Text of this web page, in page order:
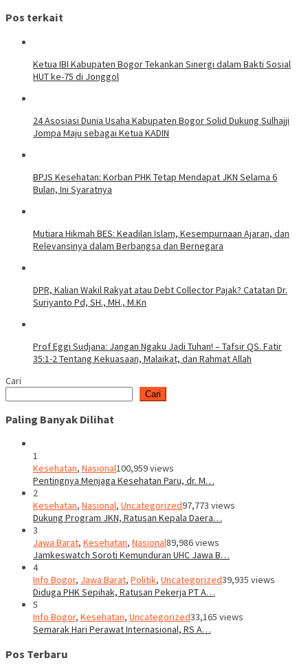
Pos terkait
Ketua IBI Kabupaten Bogor Tekankan Sinergi dalam Bakti Sosial
HUT ke-75 di Jonggol
24 Asosiasi Dunia Usaha Kabupaten Bogor Solid Dukung Sulhajji
Jompa Maju sebagai Ketua KADIN
BPJS Kesehatan: Korban PHK Tetap Mendapat JKN Selama 6
Bulan, Ini Syaratnya
Mutiara Hikmah BES: Keadilan Islam, Kesempurnaan Ajaran, dan
Relevansinya dalam Berbangsa dan Bernegara
DPR, Kalian Wakil Rakyat atau Debt Collector Pajak? Catatan Dr.
Suriyanto Pd, SH., MH., M.Kn
Prof Eggi Sudjana: Jangan Ngaku Jadi Tuhan! – Tafsir QS. Fatir
35:1-2 Tentang Kekuasaan, Malaikat, dan Rahmat Allah
Cari
Cari
Paling Banyak Dilihat
1
Kesehatan, Nasional100,959 views
Pentingnya Menjaga Kesehatan Paru, dr. M…
2
Kesehatan, Nasional, Uncategorized97,773 views
Dukung Program JKN, Ratusan Kepala Daera…
3
Jawa Barat, Kesehatan, Nasional89,986 views
Jamkeswatch Soroti Kemunduran UHC Jawa B…
4
Info Bogor, Jawa Barat, Politik, Uncategorized39,935 views
Diduga PHK Sepihak, Ratusan Pekerja PT A…
5
Info Bogor, Kesehatan, Uncategorized33,165 views
Semarak Hari Perawat Internasional, RS A…
Pos Terbaru